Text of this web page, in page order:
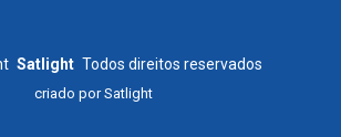
Satlight Todos direitos reservados
criado porSatlight